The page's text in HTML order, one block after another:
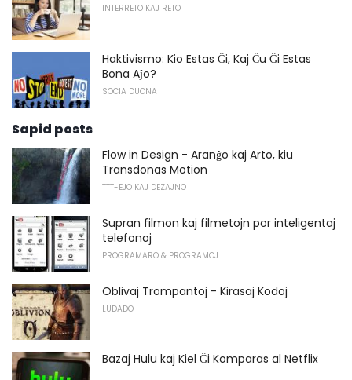
INTERRETO KAJ RETO
Haktivismo: Kio Estas Ĝi, Kaj Ĉu Ĝi Estas
Bona Aĵo?
SOCIA DUONA
Sapid posts
Flow in Design - Aranĝo kaj Arto, kiu
Transdonas Motion
TTT-EJO KAJ DEZAJNO
Supran filmon kaj filmetojn por inteligentaj
telefonoj
PROGRAMARO & PROGRAMOJ
Oblivaj Trompantoj - Kirasaj Kodoj
LUDADO
Bazaj Hulu kaj Kiel Ĝi Komparas al Netflix